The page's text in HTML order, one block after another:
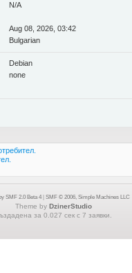
N/A
Aug 08, 2026, 03:42
Bulgarian
Debian
none
SMF 2.0 Beta 4 SMF © 2006, Simple Machines LLC
Theme by DzinerStudio
за 0.027 сек с 7 заявки.